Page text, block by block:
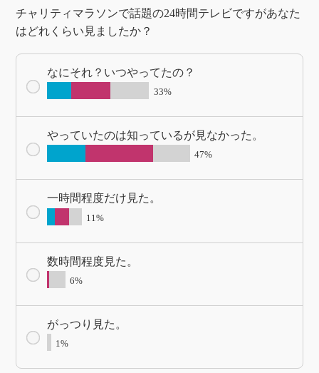
チャリティマラソンで話題の24時間テレビですがあなた
はどれくらい見ましたか？
なにそれ？いつやってたの？
33%
やっていたのは知っているが見なかった。
47%
一時間程度だけ見た。
11%
数時間程度見た。
6%
がっつり見た。
1%